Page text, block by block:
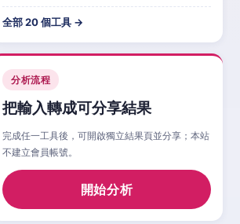
🧮
花旗骰Cr 花旗骰Cr 花旗骰Cr
全部 20 個工具 →
分析流程
把輸入轉成可分享結果
完成任一工具後，可開啟獨立結果頁並分享；本站
不建立會員帳號。
開始分析